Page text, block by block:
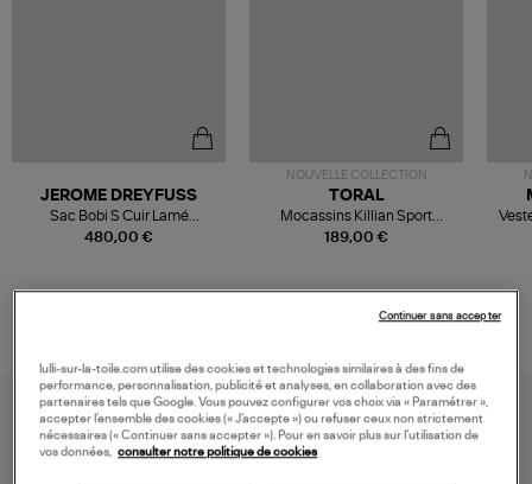
480,00 €
JEROME DREYFUSS
Sac Bobi S Cuir Lamé
Champagne
NOUVELLE COLLECTION
189,00 €
TORAL
Mocassins Killian Sport
Mousse
lulli-sur-la-toile.com utilise des cookies et technologies similaires à des fins de
performance, personnalisation, publicité et analyses, en collaboration avec des
partenaires tels que Google. Vous pouvez configurer vos choix via « Paramétrer »,
accepter l’ensemble des cookies (« J’accepte ») ou refuser ceux non strictement
nécessaires (« Continuer sans accepter »). Pour en savoir plus sur l’utilisation de
vos données,
consulter notre politique de cookies
Continuer sans accepter